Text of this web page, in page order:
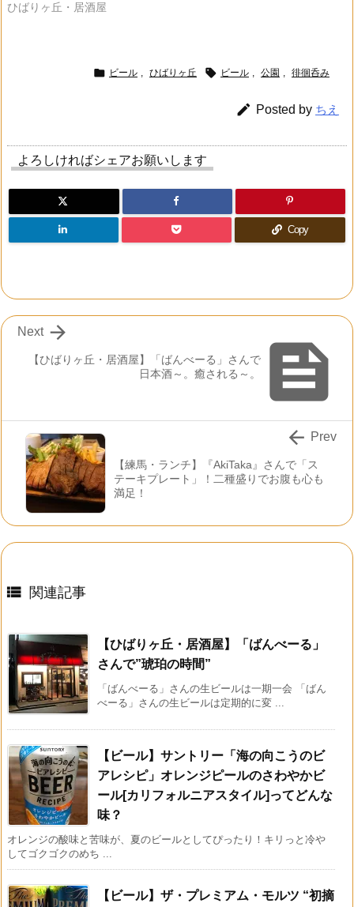
ひばりヶ丘・居酒屋
 ビール , ひばりヶ丘  ビール , 公園 , 徘徊呑み
 Posted by ちえ
よろしければシェアお願いします
Copy

【ひばりヶ丘・居酒屋】「ばんべーる」さんで
日本酒～。癒される～。

Next
【練馬・ランチ】『AkiTaka』さんで「ス
テーキプレート」！二種盛りでお腹も心も
満足！
 Prev
 関連記事
【ひばりヶ丘・居酒屋】「ばんべーる」
さんで”琥珀の時間”
「ばんべーる」さんの生ビールは一期一会 「ばん
べーる」さんの生ビールは定期的に変 ...
【ビール】サントリー「海の向こうのビ
アレシピ」オレンジピールのさわやかビ
ール[カリフォルニアスタイル]ってどんな
味？
オレンジの酸味と苦味が、夏のビールとしてぴったり！キリっと冷や
してゴクゴクのめち ...
【ビール】ザ・プレミアム・モルツ “初摘